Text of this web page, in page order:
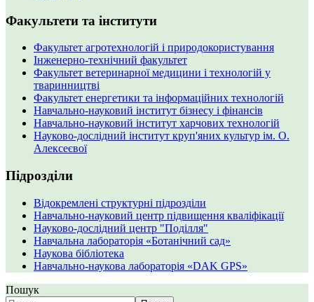
Факультети та інститути
Факультет агротехнологій і природокористування
Інженерно-технічний факультет
Факультет ветеринарної медицини і технологій у
тваринництві
Факультет енергетики та інформаційних технологій
Навчально-науковий інститут бізнесу і фінансів
Навчально-науковий інститут харчових технологій
Науково-дослідний інститут круп'яних культур ім. О.
Алексеєвої
Підрозділи
Відокремлені структурні підрозділи
Навчально-науковий центр підвищення кваліфікації
Науково-дослідний центр "Поділля"
Навчальна лабораторія «Ботанічний сад»
Наукова бібліотека
Навчально-наукова лабораторія «DAK GPS»
Пошук